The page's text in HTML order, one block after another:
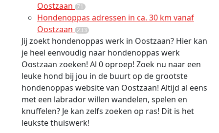
Oostzaan 71
Hondenoppas adressen in ca. 30 km vanaf
Oostzaan 233
Jij zoekt hondenoppas werk in Oostzaan? Hier kan
je heel eenvoudig naar hondenoppas werk
Oostzaan zoeken! Al 0 oproep! Zoek nu naar een
leuke hond bij jou in de buurt op de grootste
hondenoppas website van Oostzaan! Altijd al eens
met een labrador willen wandelen, spelen en
knuffelen? Je kan zelfs zoeken op ras! Dit is het
leukste thuiswerk!